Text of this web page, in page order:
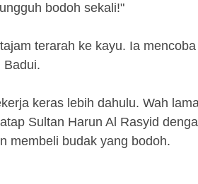
bodoh sekali!"
terarah ke kayu. Ia mencoba
Badui.
keras lebih dahulu. Wah
Sultan Harun Al Rasyid
membeli budak yang bodoh.